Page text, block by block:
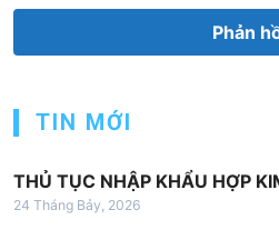
TIN MỚI
THỦ TỤC NHẬP KHẨU HỢP
24 Tháng Bảy, 2026